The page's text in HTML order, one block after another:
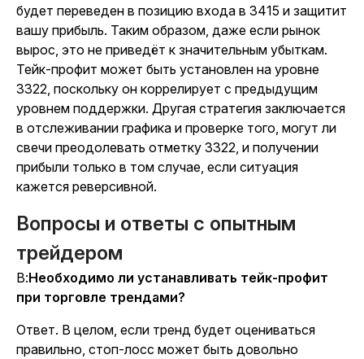
будет переведен в позицию входа в 3415 и защитит
вашу прибыль. Таким образом, даже если рынок
вырос, это не приведёт к значительным убыткам.
Тейк-профит может быть установлен на уровне
3322, поскольку он коррелирует с предыдущим
уровнем поддержки. Другая стратегия заключается
в отслеживании графика и проверке того, могут ли
свечи преодолевать отметку 3322, и получении
прибыли только в том случае, если ситуация
кажется реверсивной.
Вопросы и ответы с опытным
трейдером
В:Необходимо ли устанавливать тейк-профит
при торговле трендами?
Ответ. В целом, если тренд будет оцениваться
правильно, стоп-лосс может быть довольно